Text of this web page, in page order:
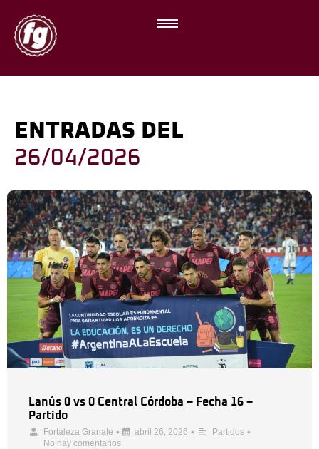
ENTRADAS DEL
26/04/2026
Lanús 0 vs 0 Central Córdoba – Fecha 16 –
Partido
Fortaleza Granate • abril 26, 2026 • Partidos •
No hay comentarios